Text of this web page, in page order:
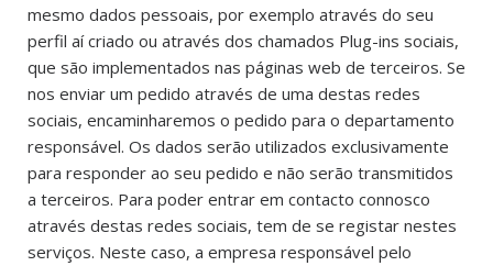
mesmo dados pessoais, por exemplo através do seu
perfil aí criado ou através dos chamados Plug-ins sociais,
que são implementados nas páginas web de terceiros. Se
nos enviar um pedido através de uma destas redes
sociais, encaminharemos o pedido para o departamento
responsável. Os dados serão utilizados exclusivamente
para responder ao seu pedido e não serão transmitidos
a terceiros. Para poder entrar em contacto connosco
através destas redes sociais, tem de se registar nestes
serviços. Neste caso, a empresa responsável pelo